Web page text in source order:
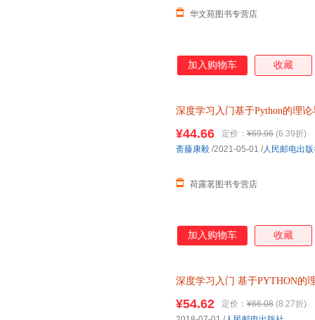
华文苑图书专营店
加入购物车 收藏
深度学习入门基于Python的理论
文学动漫/幽默育儿早教
¥44.66 定价： ¥69.96 (6.39折)
荷露茗图书专营店
斋藤康毅 /2021-05-01 /人民邮电出
加入购物车 收藏
深度学习入门 基于PYTHON的
¥54.62 定价： ¥66.08 (8.27折)